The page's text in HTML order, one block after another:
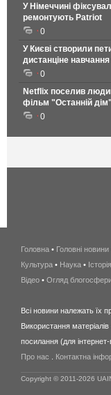
У Німеччині
ремонтують Patriot
0
У Києві створили
дистанціне
0
Netflix поселив
фільм "Останній дім"
0
Головна • Головні новини
Культура • Наука • Історія
Відео • Огляд
Всі новини належать їх
Використання
посилання (для
Про нас
Контактна
Copyright © 2011-2026